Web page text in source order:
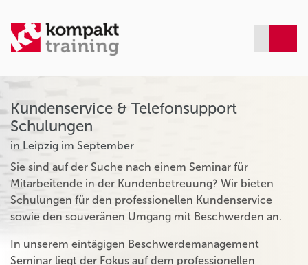
Kundenservice & Telefonsupport
Schulungen
in Leipzig im September
Sie sind auf der Suche nach einem Seminar für
Mitarbeitende in der Kundenbetreuung? Wir bieten
Schulungen für den professionellen Kundenservice
sowie den souveränen Umgang mit Beschwerden an.
In unserem eintägigen Beschwerdemanagement
Seminar liegt der Fokus auf dem professionellen